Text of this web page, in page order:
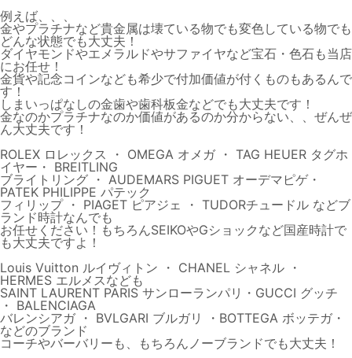
例えば、、、
金やプラチナなど貴金属は壊ている物でも変色している物でも
どんな状態でも大丈夫！
ダイヤモンドやエメラルドやサファイヤなど宝石・色石も当店
にお任せ！
金貨や記念コインなども希少で付加価値が付くものもあるんで
す！
しまいっぱなしの金歯や歯科板金などでも大丈夫です！
金なのかプラチナなのか価値があるのか分からない、、ぜんぜ
ん大丈夫です！
ROLEX ロレックス ・ OMEGA オメガ ・ TAG HEUER タグホ
イヤー・ BREITLING
ブライトリング ・ AUDEMARS PIGUET オーデマピゲ・
PATEK PHILIPPE パテック
フィリップ ・ PIAGET ピアジェ ・ TUDORチュードル などブ
ランド時計なんでも
お任せください！もちろんSEIKOやGショックなど国産時計で
も大丈夫ですよ！
Louis Vuitton ルイヴィトン ・ CHANEL シャネル ・
HERMES エルメスなども
SAINT LAURENT PARIS サンローランパリ・GUCCI グッチ
・ BALENCIAGA
バレンシアガ ・ BVLGARI ブルガリ ・BOTTEGA ボッテガ・
などのブランド
コーチやバーバリーも、もちろんノーブランドでも大丈夫！